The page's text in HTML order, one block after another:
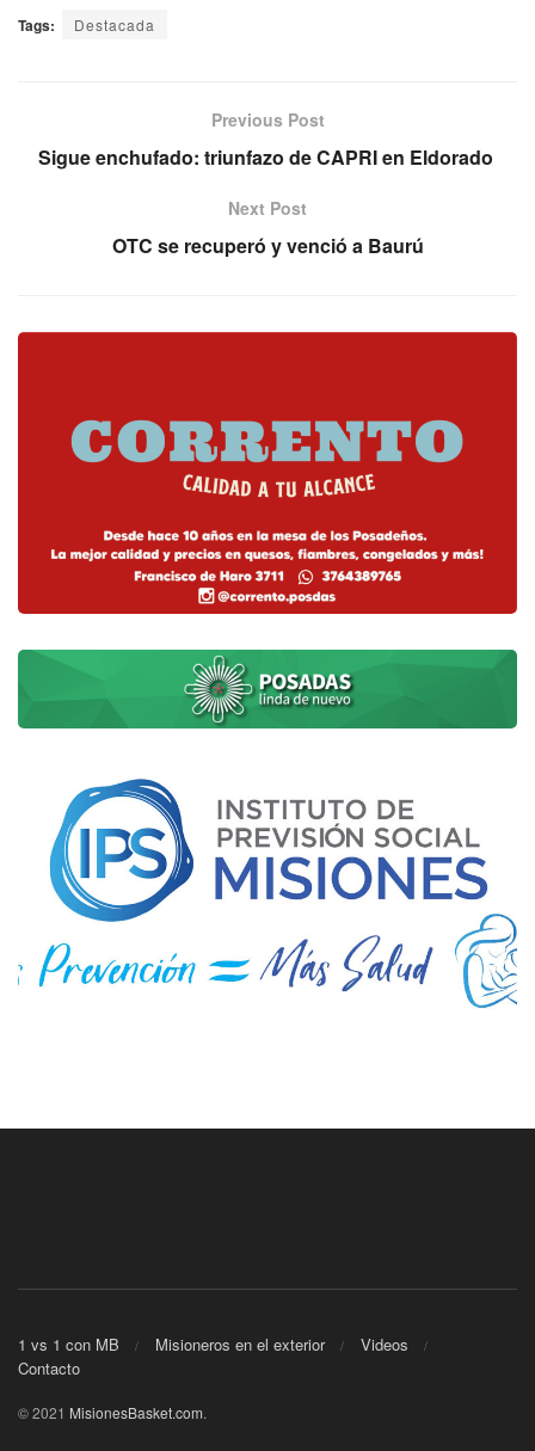
Tags: Destacada
Previous Post
Sigue enchufado: triunfazo de CAPRI en Eldorado
Next Post
OTC se recuperó y venció a Baurú
1 vs 1 con MB Misioneros en el exterior
Videos
Contacto
© 2021 MisionesBasket.com.